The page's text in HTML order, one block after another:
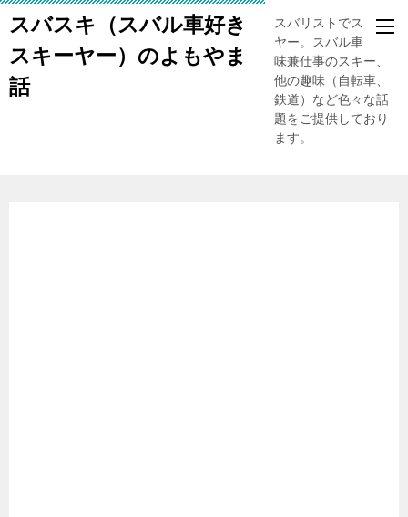
スバスキ（スバル車好き
スキーヤー）のよもやま
話
スバリストでスキー
ヤー。スバル車、趣
味兼仕事のスキー、
他の趣味（自転車、
鉄道）など色々な話
題をご提供しており
ます。